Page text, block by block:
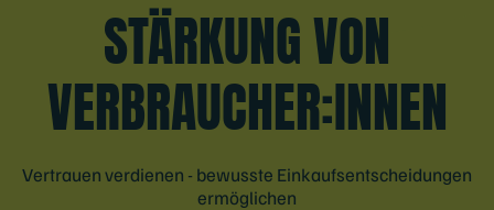
STÄRKUNG VON
VERBRAUCHER:INNEN
Vertrauen verdienen - bewusste Einkaufsentscheidungen
ermöglichen